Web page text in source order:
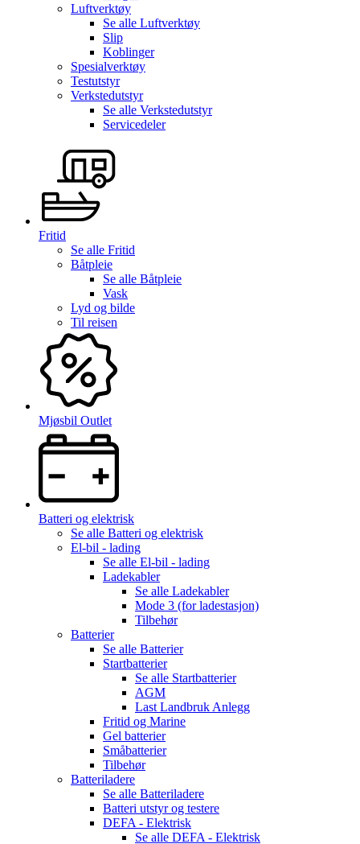
Luftverktøy
Se alle Luftverktøy
Slip
Koblinger
Spesialverktøy
Testutstyr
Verkstedutstyr
Se alle Verkstedutstyr
Servicedeler
Fritid
Se alle Fritid
Båtpleie
Se alle Båtpleie
Vask
Lyd og bilde
Til reisen
Mjøsbil Outlet
Batteri og elektrisk
Se alle Batteri og elektrisk
El-bil - lading
Se alle El-bil - lading
Ladekabler
Se alle Ladekabler
Mode 3 (for ladestasjon)
Tilbehør
Batterier
Se alle Batterier
Startbatterier
Se alle Startbatterier
AGM
Last Landbruk Anlegg
Fritid og Marine
Gel batterier
Småbatterier
Tilbehør
Batteriladere
Se alle Batteriladere
Batteri utstyr og testere
DEFA - Elektrisk
Se alle DEFA - Elektrisk